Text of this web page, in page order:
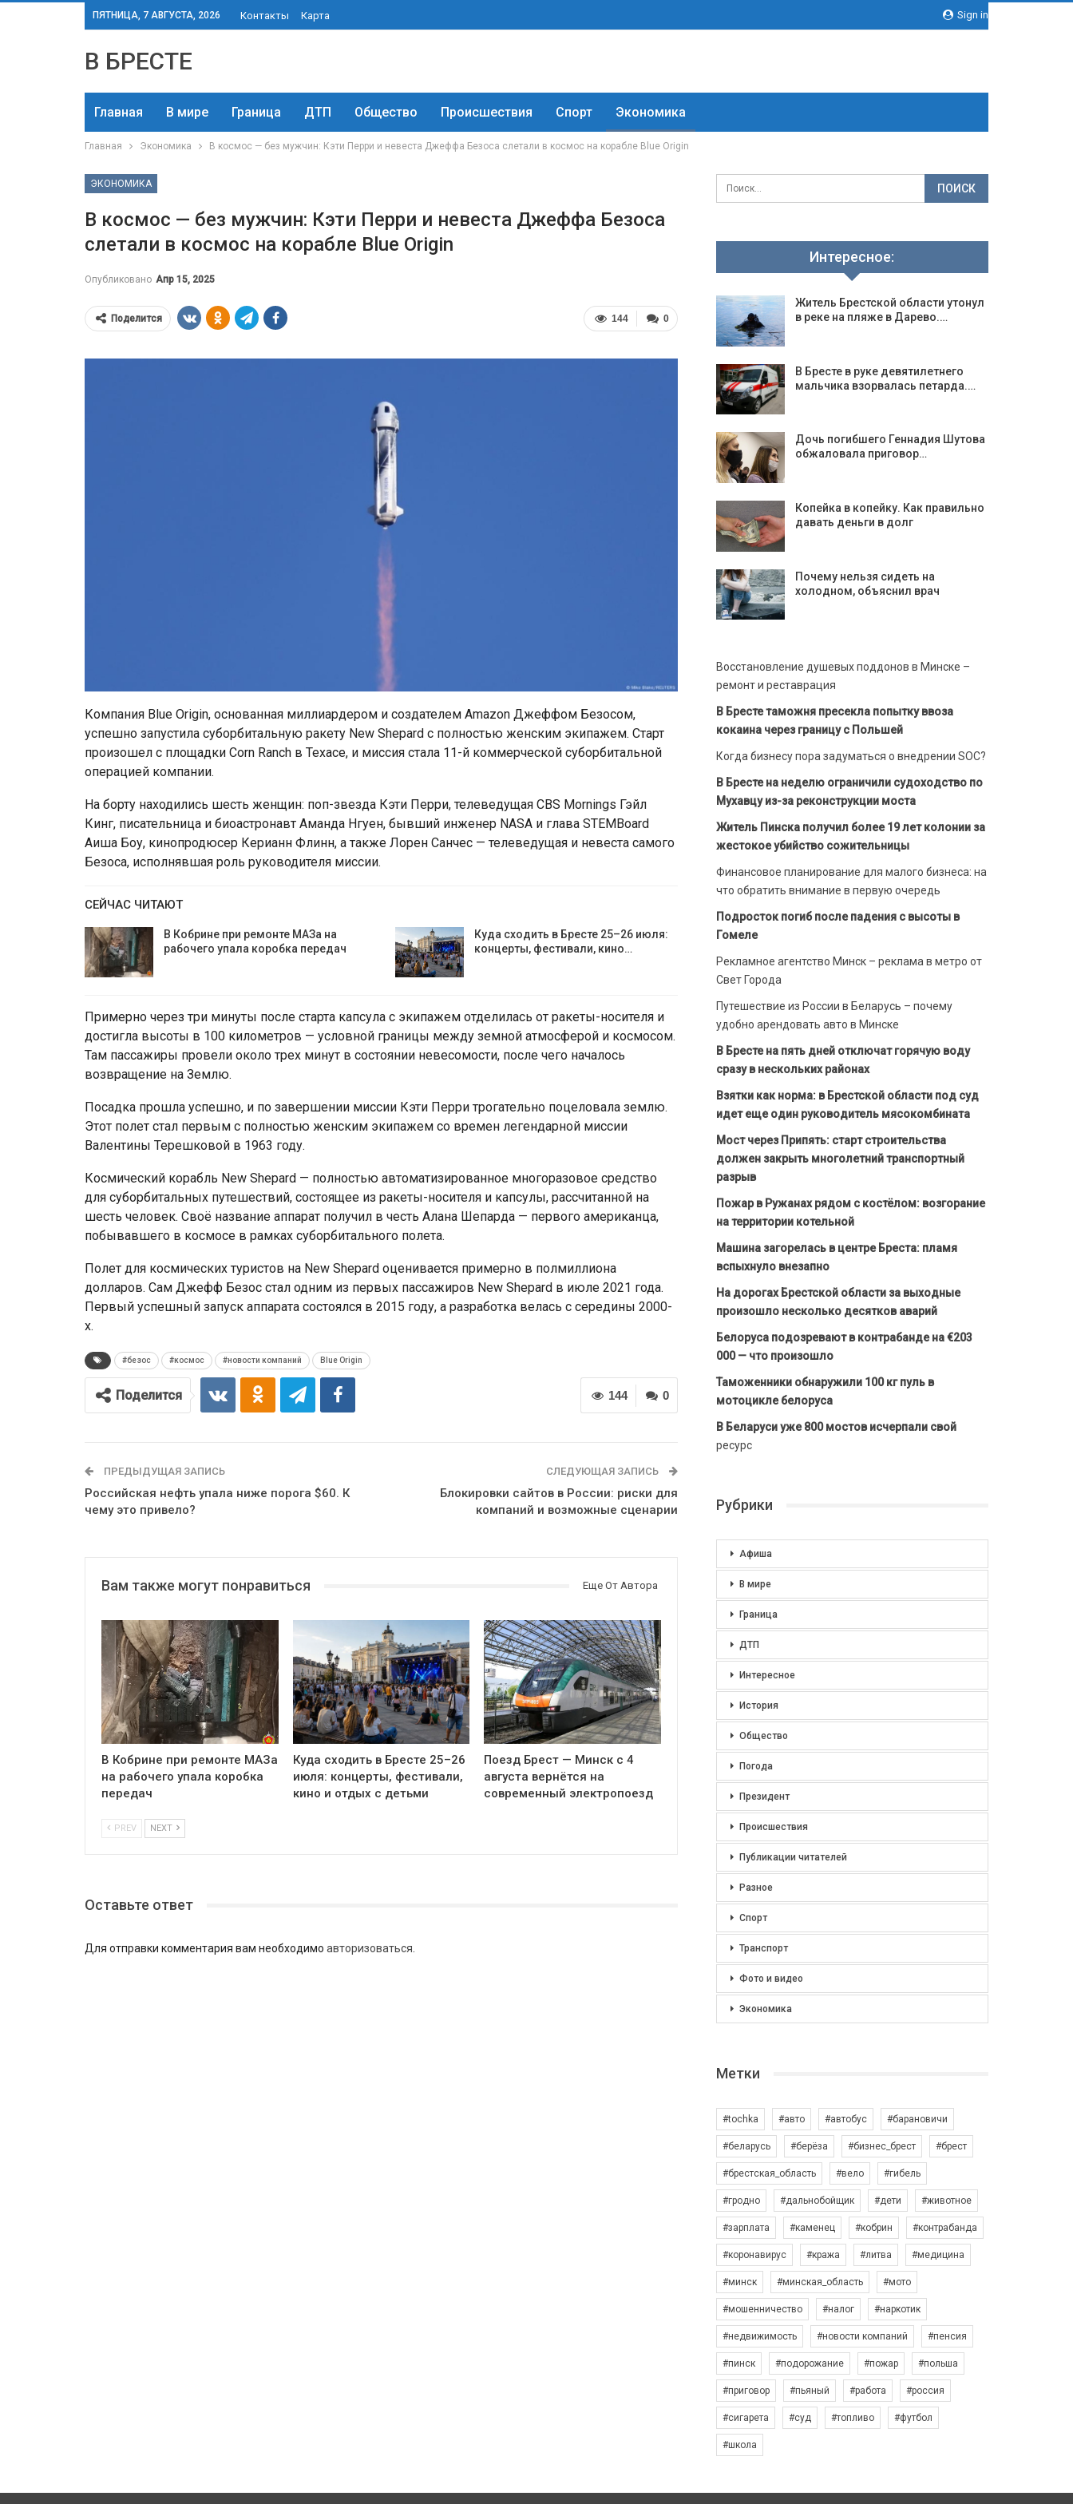
Sign in
ПЯТНИЦА, 7 АВГУСТА, 2026 Контакты Карта
В БРЕСТЕ
Главная В мире Граница ДТП Общество Происшествия Спорт Экономика
Главная Экономика В космос — без мужчин: Кэти Перри и невеста Джеффа Безоса слетали в космос на корабле Blue Origin
ЭКОНОМИКА
В космос — без мужчин: Кэти Перри и невеста Джеффа Безоса
слетали в космос на корабле Blue Origin
Опубликовано Апр 15, 2025
0
144
Поделится
Компания Blue Origin, основанная миллиардером и создателем Amazon Джеффом Безосом,
успешно запустила суборбитальную ракету New Shepard с полностью женским экипажем. Старт
произошел с площадки Corn Ranch в Техасе, и миссия стала 11-й коммерческой суборбитальной
операцией компании.
На борту находились шесть женщин: поп-звезда Кэти Перри, телеведущая CBS Mornings Гэйл
Кинг, писательница и биоастронавт Аманда Нгуен, бывший инженер NASA и глава STEMBoard
Аиша Боу, кинопродюсер Керианн Флинн, а также Лорен Санчес — телеведущая и невеста самого
Безоса, исполнявшая роль руководителя миссии.
СЕЙЧАС ЧИТАЮТ
В Кобрине при ремонте МАЗа на
рабочего упала коробка передач
Куда сходить в Бресте 25–26 июля:
концерты, фестивали, кино…
Примерно через три минуты после старта капсула с экипажем отделилась от ракеты-носителя и
достигла высоты в 100 километров — условной границы между земной атмосферой и космосом.
Там пассажиры провели около трех минут в состоянии невесомости, после чего началось
возвращение на Землю.
Посадка прошла успешно, и по завершении миссии Кэти Перри трогательно поцеловала землю.
Этот полет стал первым с полностью женским экипажем со времен легендарной миссии
Валентины Терешковой в 1963 году.
Космический корабль New Shepard — полностью автоматизированное многоразовое средство
для суборбитальных путешествий, состоящее из ракеты-носителя и капсулы, рассчитанной на
шесть человек. Своё название аппарат получил в честь Алана Шепарда — первого американца,
побывавшего в космосе в рамках суборбитального полета.
Полет для космических туристов на New Shepard оценивается примерно в полмиллиона
долларов. Сам Джефф Безос стал одним из первых пассажиров New Shepard в июле 2021 года.
Первый успешный запуск аппарата состоялся в 2015 году, а разработка велась с середины 2000-
х.
#безос #космос #новости компаний Blue Origin
0
144
Поделится
ПРЕДЫДУЩАЯ ЗАПИСЬ
Российская нефть упала ниже порога $60. К
чему это привело?
СЛЕДУЮЩАЯ ЗАПИСЬ
Блокировки сайтов в России: риски для
компаний и возможные сценарии
Вам также могут понравиться Еще От Автора
В Кобрине при ремонте МАЗа
на рабочего упала коробка
передач
Куда сходить в Бресте 25–26
июля: концерты, фестивали,
кино и отдых с детьми
Поезд Брест — Минск с 4
августа вернётся на
современный электропоезд
PREV NEXT
Оставьте ответ
Для отправки комментария вам необходимо авторизоваться.
Интересное:
Житель Брестской области утонул
в реке на пляже в Дарево.…
В Бресте в руке девятилетнего
мальчика взорвалась петарда.…
Дочь погибшего Геннадия Шутова
обжаловала приговор…
Копейка в копейку. Как правильно
давать деньги в долг
Почему нельзя сидеть на
холодном, объяснил врач
Восстановление душевых поддонов в Минске –
ремонт и реставрация
В Бресте таможня пресекла попытку ввоза
кокаина через границу с Польшей
Когда бизнесу пора задуматься о внедрении SOC?
В Бресте на неделю ограничили судоходство по
Мухавцу из-за реконструкции моста
Житель Пинска получил более 19 лет колонии за
жестокое убийство сожительницы
Финансовое планирование для малого бизнеса: на
что обратить внимание в первую очередь
Подросток погиб после падения с высоты в
Гомеле
Рекламное агентство Минск – реклама в метро от
Свет Города
Путешествие из России в Беларусь – почему
удобно арендовать авто в Минске
В Бресте на пять дней отключат горячую воду
сразу в нескольких районах
Взятки как норма: в Брестской области под суд
идет еще один руководитель мясокомбината
Мост через Припять: старт строительства
должен закрыть многолетний транспортный
разрыв
Пожар в Ружанах рядом с костёлом: возгорание
на территории котельной
Машина загорелась в центре Бреста: пламя
вспыхнуло внезапно
На дорогах Брестской области за выходные
произошло несколько десятков аварий
Белоруса подозревают в контрабанде на €203
000 — что произошло
Таможенники обнаружили 100 кг пуль в
мотоцикле белоруса
В Беларуси уже 800 мостов исчерпали свой
ресурс
Рубрики
Афиша
В мире
Граница
ДТП
Интересное
История
Общество
Погода
Президент
Происшествия
Публикации читателей
Разное
Спорт
Транспорт
Фото и видео
Экономика
Метки
#tochka #авто #автобус #барановичи
#беларусь #берёза #бизнес_брест #брест
#брестская_область #вело #гибель
#гродно #дальнобойщик #дети #животное
#зарплата #каменец #кобрин #контрабанда
#коронавирус #кража #литва #медицина
#минск #минская_область #мото
#мошенничество #налог #наркотик
#недвижимость #новости компаний #пенсия
#пинск #подорожание #пожар #польша
#приговор #пьяный #работа #россия
#сигарета #суд #топливо #футбол
#школа